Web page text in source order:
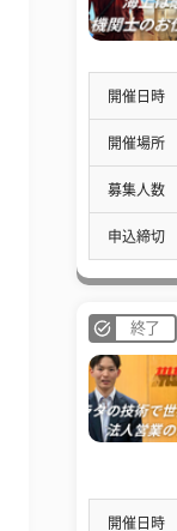
開催日時
開催場所
募集人数
申込締切
終了
開催日時